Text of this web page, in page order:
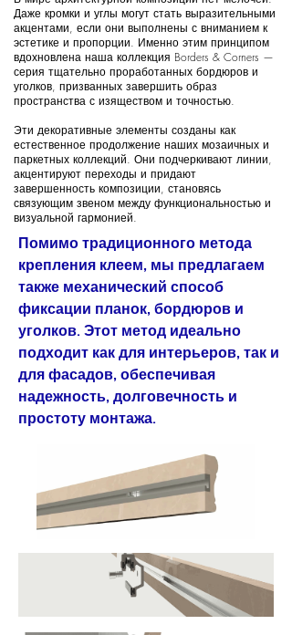
Даже кромки и углы могут стать выразительными
акцентами, если они выполнены с вниманием к
эстетике и пропорции. Именно этим принципом
вдохновлена наша коллекция Borders & Corners —
серия тщательно проработанных бордюров и
уголков, призванных завершить образ
пространства с изяществом и точностью.
Эти декоративные элементы созданы как
естественное продолжение наших мозаичных и
паркетных коллекций. Они подчеркивают линии,
акцентируют переходы и придают
завершенность композиции, становясь
связующим звеном между функциональностью и
визуальной гармонией.
Помимо традиционного метода
крепления клеем, мы предлагаем
также механический способ
фиксации планок, бордюров и
уголков. Этот метод идеально
подходит как для интерьеров, так и
для фасадов, обеспечивая
надежность, долговечность и
простоту монтажа.